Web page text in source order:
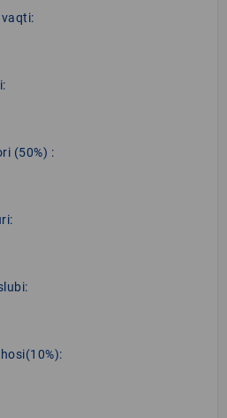
(50%) :